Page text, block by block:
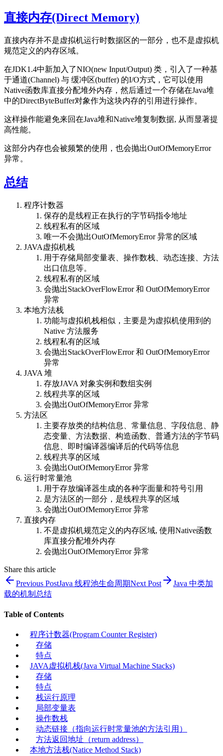
直接内存(Direct Memory)
直接内存并不是虚拟机运行时数据区的一部分，也不是虚拟机
规范定义的内存区域。
在JDK1.4中新加入了NIO(new Input/Output) 类，引入了一种基
于通道(Channel) 与 缓冲区(buffer) 的I/O方式，它可以使用
Native函数库直接分配堆外内存，然后通过一个存储在Java堆
中的DirectByteBuffer对象作为这块内存的引用进行操作。
这样操作能避免来回在Java堆和Native堆复制数据, 从而显著提
高性能。
这部分内存也会被频繁的使用，也会抛出OutOfMemoryError
异常。
总结
程序计数器
保存的是线程正在执行的字节码指令地址
线程私有的区域
唯一不会抛出OutOfMemoryError 异常的区域
JAVA虚拟机栈
用于存储局部变量表、操作数栈、动态连接、方法
出口信息等。
线程私有的区域
会抛出StackOverFlowError 和 OutOfMemoryError
异常
本地方法栈
功能与虚拟机栈相似，主要是为虚拟机使用到的
Native 方法服务
线程私有的区域
会抛出StackOverFlowError 和 OutOfMemoryError
异常
JAVA 堆
存放JAVA 对象实例和数组实例
线程共享的区域
会抛出OutOfMemoryError 异常
方法区
主要存放类的结构信息、常量信息、字段信息、静
态变量、方法数据、构造函数、普通方法的字节码
信息、即时编译器编译后的代码等信息
线程共享的区域
会抛出OutOfMemoryError 异常
运行时常量池
用于存放编译器生成的各种字面量和符号引用
是方法区的一部分，是线程共享的区域
会抛出OutOfMemoryError 异常
直接内存
不是虚拟机规范定义的内存区域, 使用Native函数
库直接分配堆外内存
会抛出OutOfMemoryError 异常
Share this article
Previous PostJava 线程池生命周期Next Post
Java 中类加
载的机制总结
Table of Contents
程序计数器(Program Counter Register)
存储
特点
JAVA虚拟机栈(Java Virtual Machine Stacks)
存储
特点
栈运行原理
局部变量表
操作数栈
动态链接（指向运行时常量池的方法引用）
方法返回地址（return address）
本地方法栈(Natice Method Stack)